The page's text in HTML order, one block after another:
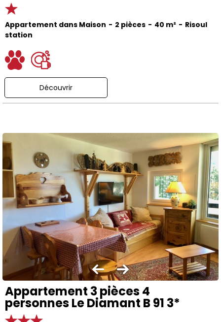
Appartement dans Maison 2 pièces 40 m²
Risoul
station
Découvrir
Appartement 3 pièces 4
personnes Le Diamant B 91 3*